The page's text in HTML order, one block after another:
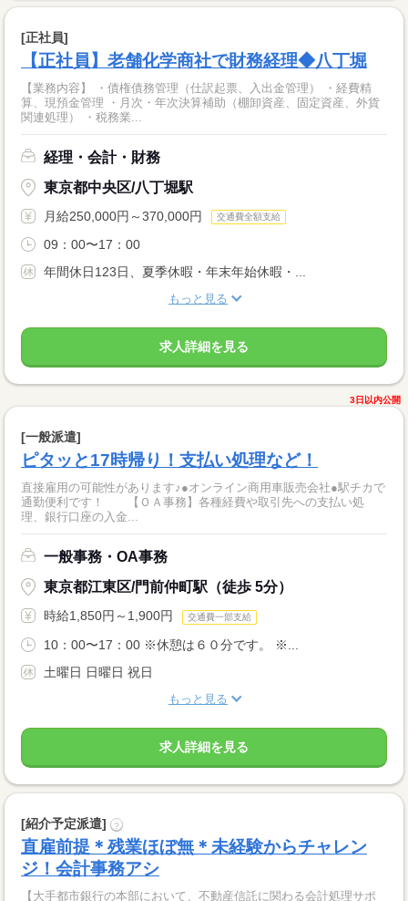
[正社員]
【正社員】老舗化学商社で財務経理◆八丁堀
【業務内容】 ・債権債務管理（仕訳起票、入出金管理） ・経費精
算、現預金管理 ・月次・年次決算補助（棚卸資産、固定資産、外貨
関連処理） ・税務業...
経理・会計・財務
東京都中央区/八丁堀駅
月給250,000円～370,000円 交通費全額支給
09：00〜17：00
年間休日123日、夏季休暇・年末年始休暇・...
もっと見る
求人詳細を見る
3日以内公開
[一般派遣]
ピタッと17時帰り！支払い処理など！
直接雇用の可能性があります♪●オンライン商用車販売会社●駅チカで
通勤便利です！ 【ＯＡ事務】各種経費や取引先への支払い処
理、銀行口座の入金...
一般事務・OA事務
東京都江東区/門前仲町駅（徒歩 5分）
時給1,850円～1,900円 交通費一部支給
10：00〜17：00 ※休憩は６０分です。 ※...
土曜日 日曜日 祝日
もっと見る
求人詳細を見る
[紹介予定派遣] ?
直雇前提＊残業ほぼ無＊未経験からチャレン
ジ！会計事務アシ
【大手都市銀行の本部において、不動産信託に関わる会計処理サポ